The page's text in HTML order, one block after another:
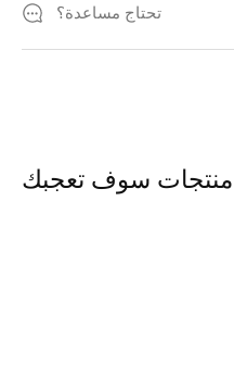
تحتاج مساعدة؟
منتجات سوف تعجبك